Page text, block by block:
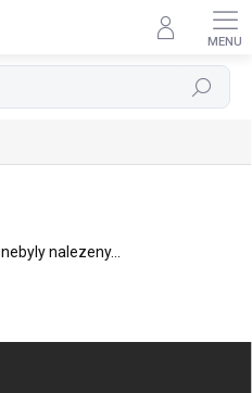
Hledat
nebyly nalezeny...